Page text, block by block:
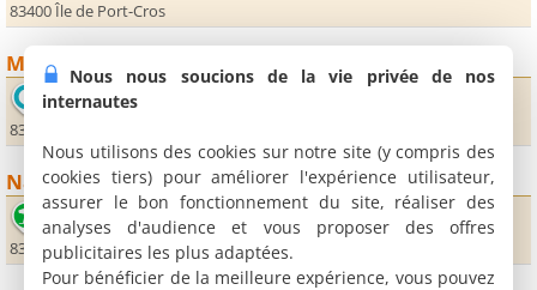
83400 Île de Port-Cros
Monuments
Office de Tourisme de l'île du Levant
83400 Île du Levant
Nature
Plage du Sud
83400 Île de Port-Cros
Nous nous soucions de la vie privée de nos
internautes
Nous utilisons des cookies sur notre site (y compris des
cookies tiers) pour améliorer l'expérience utilisateur,
assurer le bon fonctionnement du site, réaliser des
analyses d'audience et vous proposer des offres
publicitaires les plus adaptées.
Pour bénéficier de la meilleure expérience, vous pouvez